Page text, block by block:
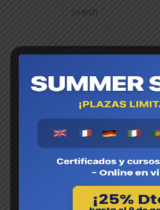
CATEGORÍAS
BPS
Cursos de chino
Cursos de francés